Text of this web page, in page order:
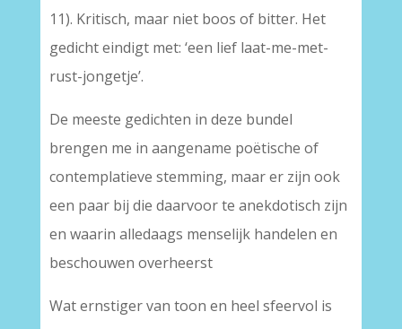
11). Kritisch, maar niet boos of bitter. Het
gedicht eindigt met: ‘een lief laat-me-met-
rust-jongetje’.
De meeste gedichten in deze bundel
brengen me in aangename poëtische of
contemplatieve stemming, maar er zijn ook
een paar bij die daarvoor te anekdotisch zijn
en waarin alledaags menselijk handelen en
beschouwen overheerst
Wat ernstiger van toon en heel sfeervol is